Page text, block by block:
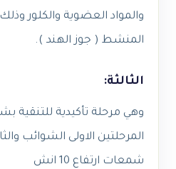
والمواد العضوية والكلور
المنشط ( جوز الهند ).
الثالثة:
وهي مرحلة تأكيدية
شمعات ارتفاع 10 انش